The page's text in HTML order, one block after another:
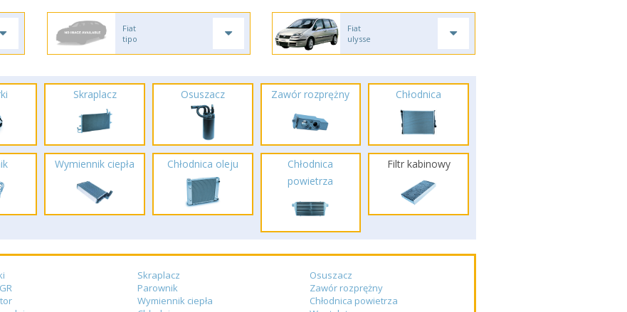
Fiat
tipo
Fiat
ulysse
Skraplacz Osuszacz Zawór rozprężny Chłodnica
Wymiennik ciepła Chłodnica oleju
Chłodnica
powietrza
Filtr kabinowy
Skraplacz
Osuszacz
Parownik
Zawór rozprężny
Wymiennik ciepła
Chłodnica powietrza